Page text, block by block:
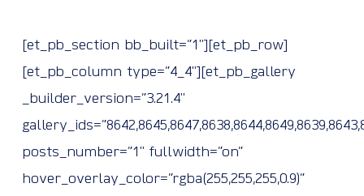
[et_pb_section bb_built=”1″][et_pb_row]
[et_pb_column type=”4_4″][et_pb_gallery
_builder_version=”3.21.4″
posts_number=”1″ fullwidth=”on”
hover_overlay_color=”rgba(255,255,255,0.9)”